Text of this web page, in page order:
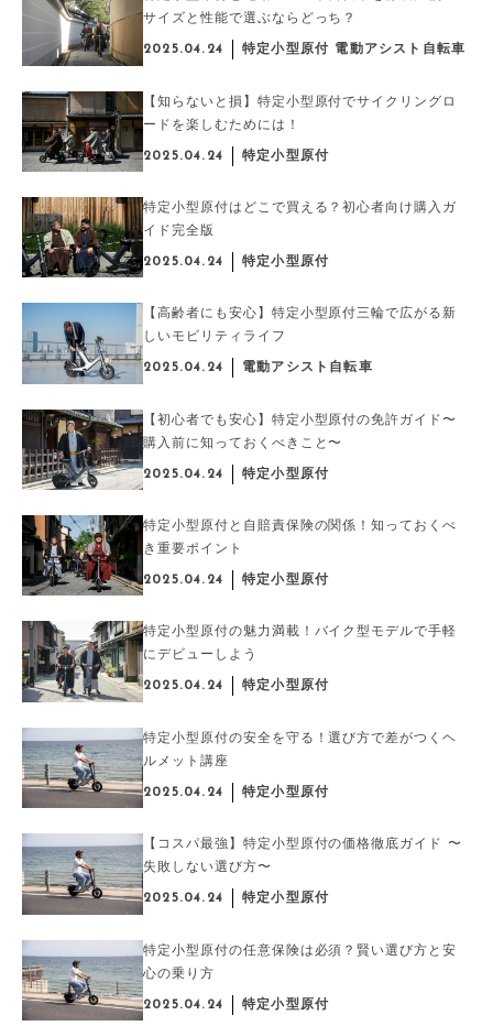
サイズと性能で選ぶならどっち？
2025.04.24 特定小型原付 電動アシスト自転車
【知らないと損】特定小型原付でサイクリングロ
ードを楽しむためには！
2025.04.24 特定小型原付
特定小型原付はどこで買える？初心者向け購入ガ
イド完全版
2025.04.24 特定小型原付
【高齢者にも安心】特定小型原付三輪で広がる新
しいモビリティライフ
2025.04.24 電動アシスト自転車
【初心者でも安心】特定小型原付の免許ガイド〜
購入前に知っておくべきこと〜
2025.04.24 特定小型原付
特定小型原付と自賠責保険の関係！知っておくべ
き重要ポイント
2025.04.24 特定小型原付
特定小型原付の魅力満載！バイク型モデルで手軽
にデビューしよう
2025.04.24 特定小型原付
特定小型原付の安全を守る！選び方で差がつくヘ
ルメット講座
2025.04.24 特定小型原付
【コスパ最強】特定小型原付の価格徹底ガイド 〜
失敗しない選び方〜
2025.04.24 特定小型原付
特定小型原付の任意保険は必須？賢い選び方と安
心の乗り方
2025.04.24 特定小型原付